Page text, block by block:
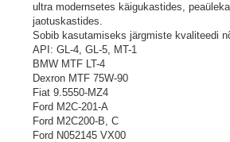
ultra modernsetes käigukastides,
jaotuskastides.
Sobib kasutamiseks järgmiste kvaliteedi
API: GL-4, GL-5, MT-1
BMW MTF LT-4
Dexron MTF 75W-90
Fiat 9.5550-MZ4
Ford M2C-201-A
Ford M2C200-B, C
Ford N052145 VX00